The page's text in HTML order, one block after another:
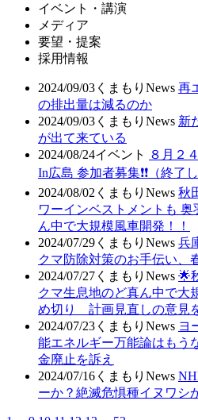
イベント・講演
メディア
要望・提案
採用情報
2024/09/03 くまもりNews 再
の排出量は減るのか
2024/09/03 くまもりNews 新
が出て来ている
2024/08/24イベント
８月２
In広島 参加者募集❗❗（終了
2024/08/02 くまもりNews 秋
ワーインベストメントも
ん中で大規模風車開発！！
2024/07/29 くまもりNews 兵
クマ防除対策のお手伝い、
2024/07/27 くまもりNews 🌟
クマ生息地のど真ん中で大
め切り 計画見直しの意見
2024/07/23 くまもりNews ヨ
能エネルギー万能論はも
金廃止を訴え
2024/07/16 くまもりNews
ーか？絶滅危惧種イヌワシ